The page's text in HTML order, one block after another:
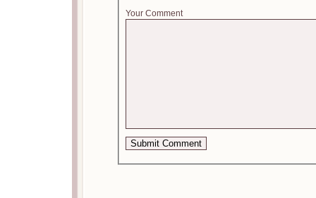
Your Comment